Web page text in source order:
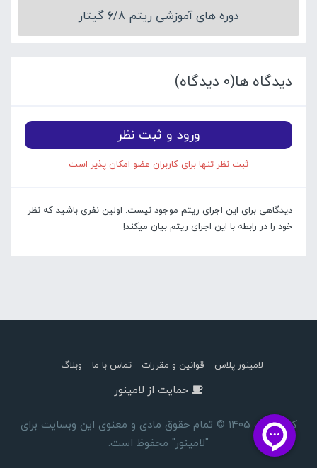
دوره های آموزشی ریتم 6/8 گیتار
دیدگاه ها(0 دیدگاه)
ورود و ثبت نظر
ثبت نظر تنها برای کاربران عضو امکان پذیر است
دیدگاهی برای این اجرای ریتم موجود نیست. اولین نفری باشید که نظر
خود را در رابطه با این اجرای ریتم بیان میکند!
لامینور پلاس قوانین و مقررات تماس با ما وبلاگ
حمایت از لامینور
کپی رایت 1405 © تمام حقوق مادی و معنوی این وبسایت برای
"لامینور" محفوظ است.